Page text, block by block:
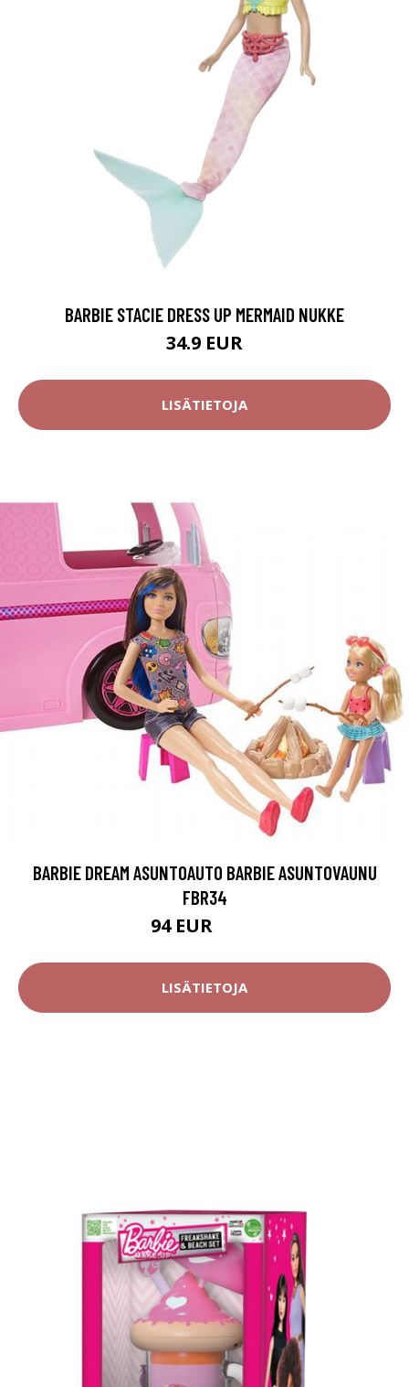
BARBIE STACIE DRESS UP MERMAID NUKKE
34.9 EUR
LISÄTIETOJA
BARBIE DREAM ASUNTOAUTO BARBIE ASUNTOVAUNU
FBR34
94 EUR
LISÄTIETOJA